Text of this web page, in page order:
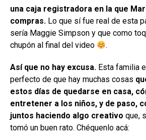
una caja registradora en la que
compras. Lo que sí fue real de esta
sería Maggie Simpson y que como
chupón al final del video
.
Así que no hay excusa. Esta familia
perfecto de que hay muchas cosas
estos días de quedarse en casa,
entretener a los niños, y de paso,
juntos haciendo algo creativo que,
tomó un buen rato. Chéquenlo acá: